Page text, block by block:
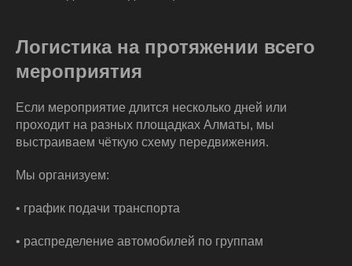
Логистика на протяжении всего
мероприятия
Если мероприятие длится несколько дней или
проходит на разных площадках Алматы, мы
выстраиваем чёткую схему передвижения.
Мы организуем:
• график подачи транспорта
• распределение автомобилей по группам